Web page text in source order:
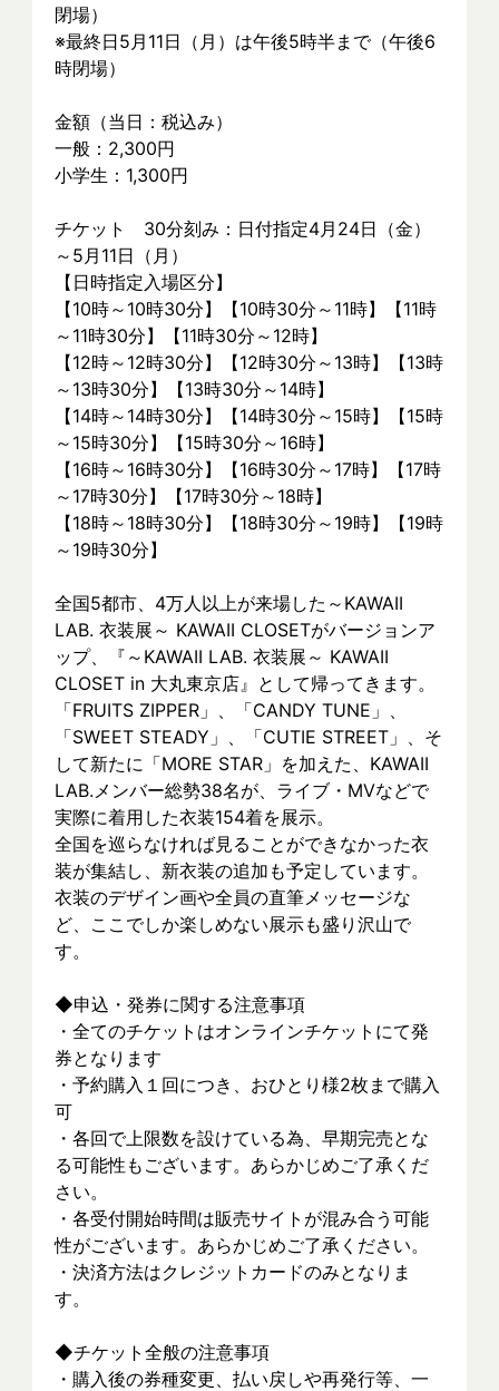
閉場）
※最終日5月11日（月）は午後5時半まで（午後6
時閉場）
金額（当日：税込み）
一般：2,300円
小学生：1,300円
チケット　30分刻み：日付指定4月24日（金）
～5月11日（月）
【日時指定入場区分】
【10時～10時30分】【10時30分～11時】【11時
～11時30分】【11時30分～12時】
【12時～12時30分】【12時30分～13時】【13時
～13時30分】【13時30分～14時】
【14時～14時30分】【14時30分～15時】【15時
～15時30分】【15時30分～16時】
【16時～16時30分】【16時30分～17時】【17時
～17時30分】【17時30分～18時】
【18時～18時30分】【18時30分～19時】【19時
～19時30分】
全国5都市、4万⼈以上が来場した～KAWAII
LAB. 衣装展～ KAWAII CLOSETがバージョンア
ップ、『～KAWAII LAB. 衣装展～ KAWAII
CLOSET in 大丸東京店』として帰ってきます。
「FRUITS ZIPPER」、「CANDY TUNE」、
「SWEET STEADY」、「CUTIE STREET」、そ
して新たに「MORE STAR」を加えた、KAWAII
LAB.メンバー総勢38名が、ライブ・MVなどで
実際に着⽤した衣装154着を展示。
全国を巡らなければ見ることができなかった衣
装が集結し、新⾐装の追加も予定しています。
衣装のデザイン画や全員の直筆メッセージな
ど、ここでしか楽しめない展示も盛り沢山で
す。
◆申込・発券に関する注意事項
・全てのチケットはオンラインチケットにて発
券となります
・予約購入１回につき、おひとり様2枚まで購入
可
・各回で上限数を設けている為、早期完売とな
る可能性もございます。あらかじめご了承くだ
さい。
・各受付開始時間は販売サイトが混み合う可能
性がございます。あらかじめご了承ください。
・決済方法はクレジットカードのみとなりま
す。
◆チケット全般の注意事項
・購入後の券種変更、払い戻しや再発行等、一